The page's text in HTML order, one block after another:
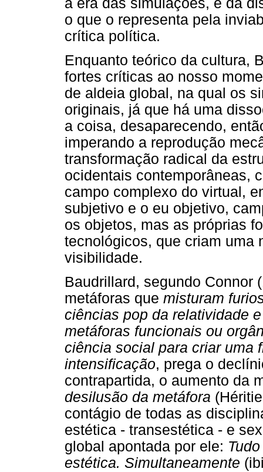
o que o representa pela
crítica política.
Enquanto teórico da cultura,
fortes críticas ao nosso
de aldeia global, na qual os
originais, já que há uma
a coisa, desaparecendo,
imperando a reprodução
transformação radical da
ocidentais contemporâneas,
campo complexo do virtual,
subjetivo e o eu objetivo,
os objetos, mas as próprias
tecnológicos, que criam uma
visibilidade.
Baudrillard, segundo Connor
metáforas que misturam
ciências pop da relatividade
metáforas funcionais ou
ciência social para criar uma
intensificação, prega o
contrapartida, o aumento da
desilusão da metáfora
contágio de todas as
estética - transestética - e
global apontada por ele:
estética. Simultaneamente